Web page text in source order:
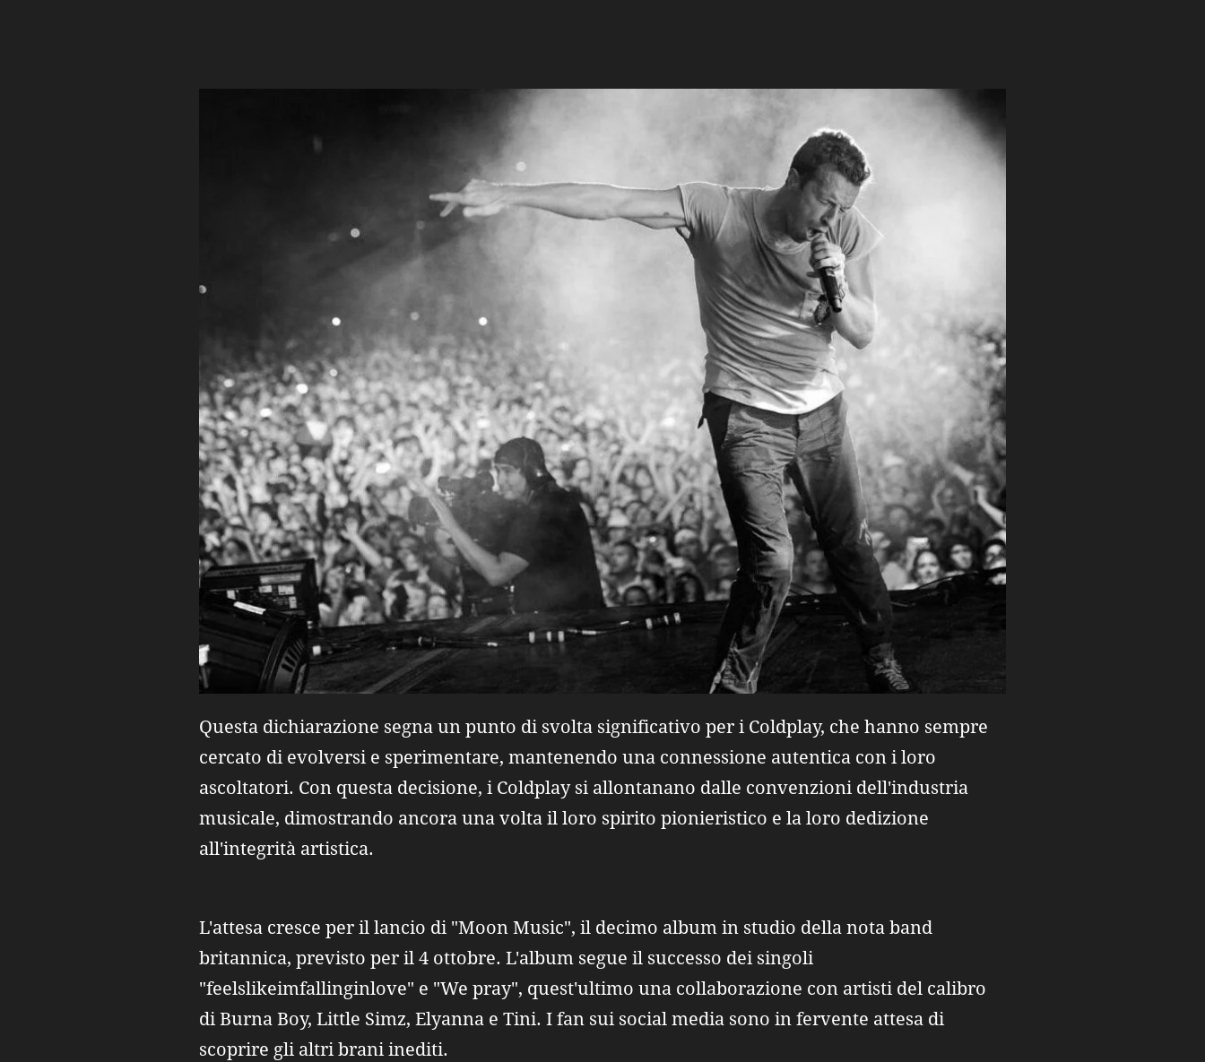
Questa dichiarazione segna un punto di svolta significativo per i Coldplay, che hanno sempre
cercato di evolversi e sperimentare, mantenendo una connessione autentica con i loro
ascoltatori. Con questa decisione, i Coldplay si allontanano dalle convenzioni dell'industria
musicale, dimostrando ancora una volta il loro spirito pionieristico e la loro dedizione
all'integrità artistica.
L'attesa cresce per il lancio di "Moon Music", il decimo album in studio della nota band
britannica, previsto per il 4 ottobre. L'album segue il successo dei singoli
"feelslikeimfallinginlove" e "We pray", quest'ultimo una collaborazione con artisti del calibro
di Burna Boy, Little Simz, Elyanna e Tini. I fan sui social media sono in fervente attesa di
scoprire gli altri brani inediti.